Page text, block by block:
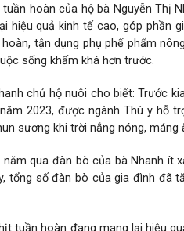
hoàn của hộ bà Nguyễn Thị
hiệu quả kinh tế cao, góp phần
tận dụng phụ phế phẩm
sống khấm khá hơn trước.
chủ hộ nuôi cho biết: Trước
2023, được ngành Thú y hỗ
sương khi trời nắng nóng,
năm qua đàn bò của bà Nhanh ít
tổng số đàn bò của gia đình đã